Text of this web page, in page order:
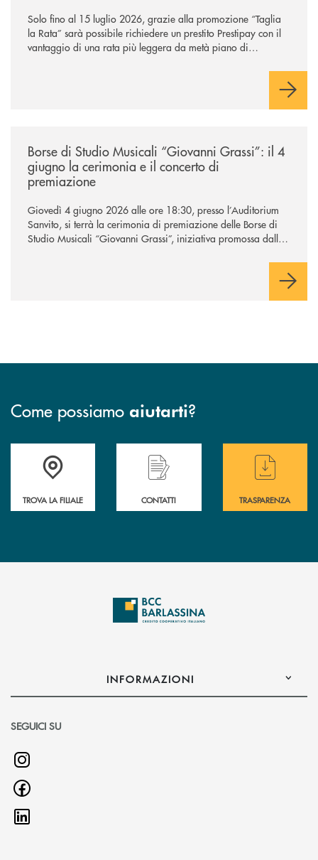
Solo fino al 15 luglio 2026, grazie alla promozione “Taglia
la Rata” sarà possibile richiedere un prestito Prestipay con il
vantaggio di una rata più leggera da metà piano di
Borse di Studio Musicali “Giovanni Grassi”: il 4
giugno la cerimonia e il concerto di
premiazione
Giovedì 4 giugno 2026 alle ore 18:30, presso l’Auditorium
Sanvito, si terrà la cerimonia di premiazione delle Borse di
Studio Musicali “Giovanni Grassi”, iniziativa promossa dalla
Come possiamo aiutarti?
Accedi all' elenco completo delle filiali di BCC Barlassina.
TROVA LA FILIALE
Hai bisogno di assistenza immediata ?
CONTATTI
Hai bisogno di
TRASPARENZA
INFORMAZIONI
SEGUICI SU